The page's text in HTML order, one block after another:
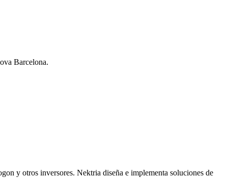
Barcelona.
y otros inversores. Nektria diseña e implementa soluciones de